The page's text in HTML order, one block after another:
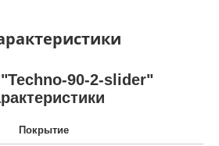
90-2-slider"
Покрытие